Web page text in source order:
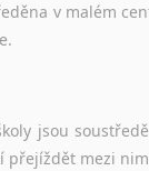
v malém
jsou
přejíždět mezi